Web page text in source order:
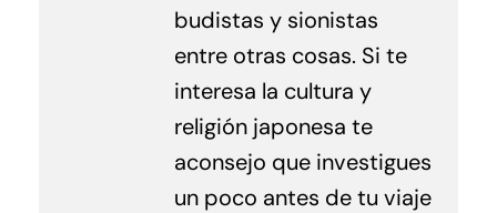
budistas y sionistas
entre otras cosas. Si te
interesa la cultura y
religión japonesa te
aconsejo que investigues
un poco antes de tu viaje